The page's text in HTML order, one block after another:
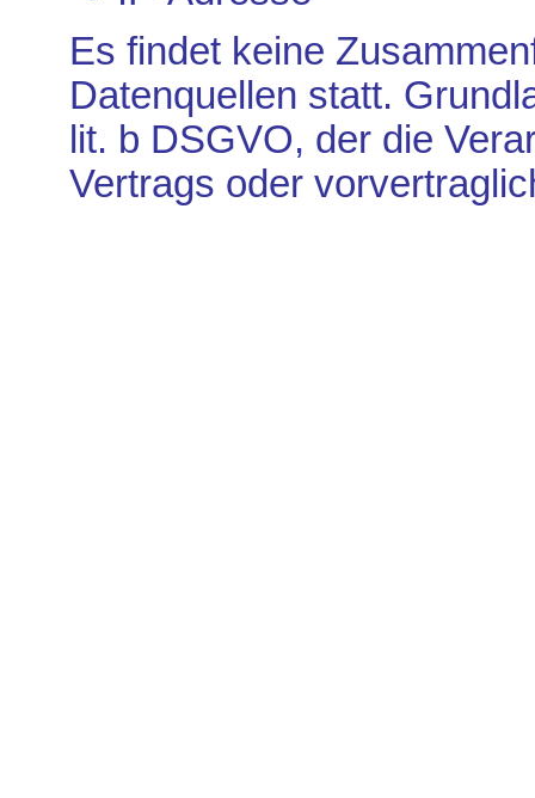
Es findet keine
Datenquellen statt.
lit. b DSGVO, der die
Vertrags oder